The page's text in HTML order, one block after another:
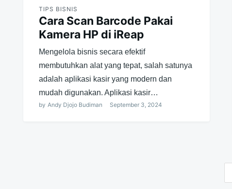
TIPS BISNIS
Cara Scan Barcode Pakai
Kamera HP di iReap
Mengelola bisnis secara efektif
membutuhkan alat yang tepat, salah satunya
adalah aplikasi kasir yang modern dan
mudah digunakan. Aplikasi kasir…
by Andy Djojo Budiman September 3, 2024